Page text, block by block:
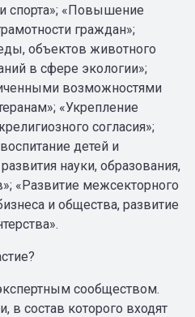
спорта»; «Повышение
граждан»;
объектов животного
в сфере экологии»;
возможностями
«Укрепление
согласия»;
детей и
науки, образования,
«Развитие межсекторного
и общества, развитие
сообществом.
состав которого входят